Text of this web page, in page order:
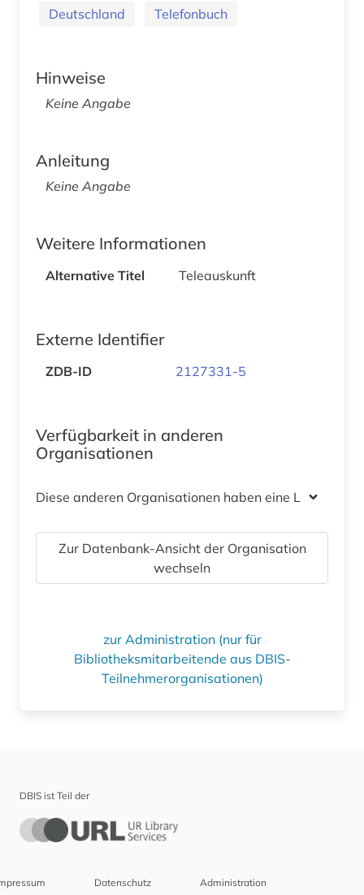
Deutschland Telefonbuch
Hinweise
Keine Angabe
Anleitung
Keine Angabe
Weitere Informationen
Alternative Titel Teleauskunft
Externe Identifier
ZDB-ID 2127331-5
Verfügbarkeit in anderen
Organisationen
Diese anderen Organisationen haben eine Lizenz
Zur Datenbank-Ansicht der Organisation
wechseln
zur Administration (nur für
Bibliotheksmitarbeitende aus DBIS-
Teilnehmerorganisationen)
DBIS ist Teil der
Datenschutz Administration